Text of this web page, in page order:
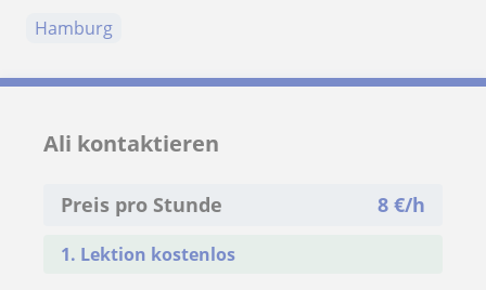
Hamburg
Ali kontaktieren
Preis pro Stunde 8€/h
1. Lektion kostenlos